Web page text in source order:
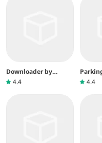
Downloader by
AFTVnews
4.4
4.4